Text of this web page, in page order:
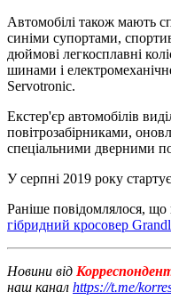
Автомобілі також мають
синіми супортами,
дюймові легкосплавні
шинами і
Servotronic.
Екстер'єр автомобілів
повітрозабірниками,
спеціальними дверними
У серпні 2019 року
Раніше повідомлялося, що
гібридний кросовер
Новини від
наш канал https://t.me/